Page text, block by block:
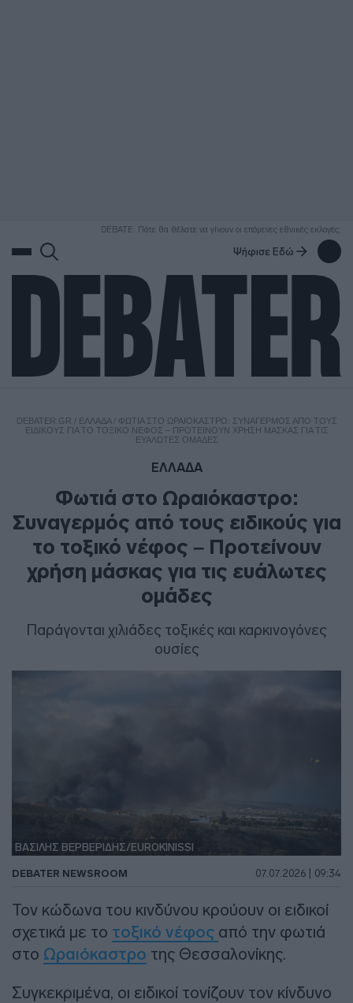
DEBATE: Πότε θα θέλατε να γίνουν οι επόμενες εθνικές εκλογές;
Ψήφισε Εδώ
DEBATER.GR / ΕΛΛΑΔΑ/ ΦΩΤΙΆ ΣΤΟ ΩΡΑΙΌΚΑΣΤΡΟ: ΣΥΝΑΓΕΡΜΌΣ ΑΠΌ ΤΟΥΣ
ΕΙΔΙΚΟΎΣ ΓΙΑ ΤΟ ΤΟΞΙΚΌ ΝΈΦΟΣ – ΠΡΟΤΕΊΝΟΥΝ ΧΡΉΣΗ ΜΆΣΚΑΣ ΓΙΑ ΤΙΣ
ΕΥΆΛΩΤΕΣ ΟΜΆΔΕΣ
ΕΛΛΑΔΑ
Φωτιά στο Ωραιόκαστρο:
Συναγερμός από τους ειδικούς για
το τοξικό νέφος – Προτείνουν
χρήση μάσκας για τις ευάλωτες
ομάδες
Παράγονται χιλιάδες τοξικές και καρκινογόνες
ουσίες
ΒΑΣΙΛΗΣ ΒΕΡΒΕΡΙΔΗΣ/EUROKINISSI
DEBATER NEWSROOM 07.07.2026 | 09:34
Τον κώδωνα του κινδύνου κρούουν οι ειδικοί
σχετικά με το τοξικό νέφος από την φωτιά
στο Ωραιόκαστρο της Θεσσαλονίκης.
Συγκεκριμένα, οι ειδικοί τονίζουν τον κίνδυνο